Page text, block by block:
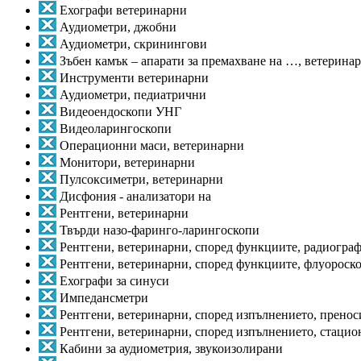
Ехографи ветеринарни
Аудиометри, джобни
Аудиометри, скринингови
Зъбен камък – апарати за премахване на …,
Инструменти ветеринарни
Аудиометри, педиатрични
Видеоендоскопи УНГ
Видеоларингоскопи
Операционни маси, ветеринарни
Монитори, ветеринарни
Пулсоксиметри, ветеринарни
Дисфония - анализатори на
Рентгени, ветеринарни
Твърди назо-фаринго-ларингоскопи
Рентгени, ветеринарни, според функциите,
Рентгени, ветеринарни, според функциите,
Ехографи за синуси
Импедансметри
Рентгени, ветеринарни, според изпълнението,
Рентгени, ветеринарни, според изпълнението,
Кабини за аудиометрия, звукоизолирани